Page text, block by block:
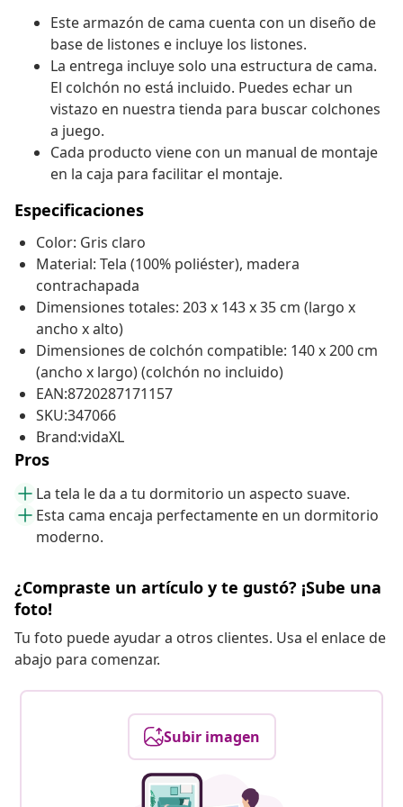
Este armazón de cama cuenta con un diseño de
base de listones e incluye los listones.
La entrega incluye solo una estructura de cama.
El colchón no está incluido. Puedes echar un
vistazo en nuestra tienda para buscar colchones
a juego.
Cada producto viene con un manual de montaje
en la caja para facilitar el montaje.
Especificaciones
Color: Gris claro
Material: Tela (100% poliéster), madera
contrachapada
Dimensiones totales: 203 x 143 x 35 cm (largo x
ancho x alto)
Dimensiones de colchón compatible: 140 x 200 cm
(ancho x largo) (colchón no incluido)
EAN:8720287171157
SKU:347066
Brand:vidaXL
Pros
La tela le da a tu dormitorio un aspecto suave.
Esta cama encaja perfectamente en un dormitorio
moderno.
¿Compraste un artículo y te gustó? ¡Sube una
foto!
Tu foto puede ayudar a otros clientes. Usa el enlace de
abajo para comenzar.
Subir imagen